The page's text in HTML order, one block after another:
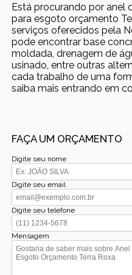
Está procurando por
para esgoto orçamento
serviços oferecidos pela
pode encontrar base
moldada, drenagem de
usinado, entre outras
cada trabalho de uma
saiba mais entrando em
FAÇA UM ORÇAMENTO
Digite seu nome
Digite seu email
Digite seu telefone
Mensagem